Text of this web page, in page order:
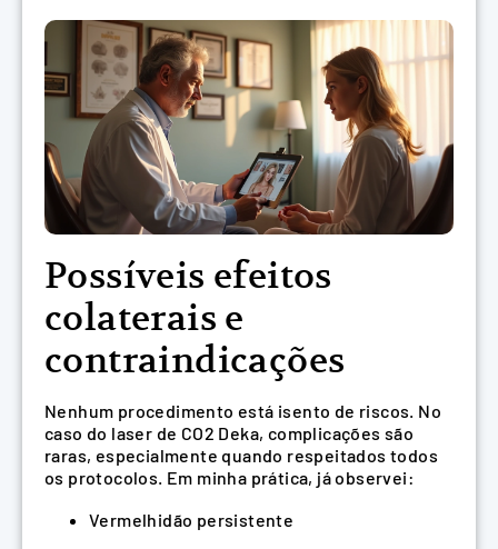
Possíveis efeitos
colaterais e
contraindicações
Nenhum procedimento está isento de riscos. No
caso do laser de CO2 Deka, complicações são
raras, especialmente quando respeitados todos
os protocolos. Em minha prática, já observei:
Vermelhidão persistente